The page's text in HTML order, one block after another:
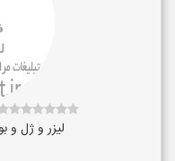
لیزر و ژل و